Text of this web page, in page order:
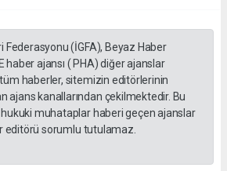
(İGFA), Beyaz Haber
haber ajansı ( PHA) diğer ajanslar
haberler, sitemizin editörlerinin
ajans kanallarından çekilmektedir. Bu
muhataplar haberi geçen ajanslar
editörü sorumlu tutulamaz.